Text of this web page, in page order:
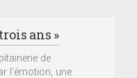
ans »
de
l’émotion, une